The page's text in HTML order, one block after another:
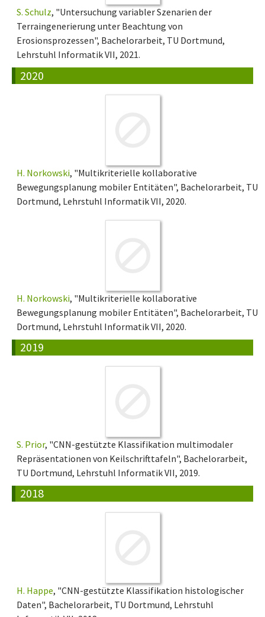
S. Schulz, "Untersuchung variabler Szenarien der
Terraingenerierung unter Beachtung von
Erosionsprozessen", Bachelorarbeit, TU Dortmund,
Lehrstuhl Informatik VII, 2021.
2020
H. Norkowski, "Multikriterielle kollaborative
Bewegungsplanung mobiler Entitäten", Bachelorarbeit, TU
Dortmund, Lehrstuhl Informatik VII, 2020.
H. Norkowski, "Multikriterielle kollaborative
Bewegungsplanung mobiler Entitäten", Bachelorarbeit, TU
Dortmund, Lehrstuhl Informatik VII, 2020.
2019
S. Prior, "CNN-gestützte Klassifikation multimodaler
Repräsentationen von Keilschrifttafeln", Bachelorarbeit,
TU Dortmund, Lehrstuhl Informatik VII, 2019.
2018
H. Happe, "CNN-gestützte Klassifikation histologischer
Daten", Bachelorarbeit, TU Dortmund, Lehrstuhl